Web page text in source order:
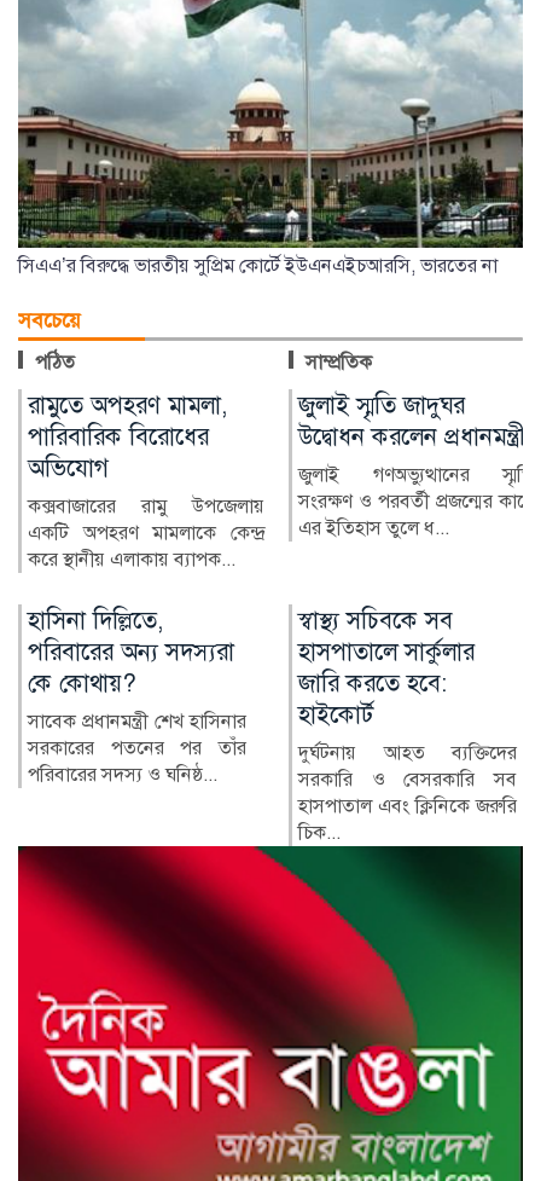
সিএএ’র বিরুদ্ধে ভারতীয় সুপ্রিম কোর্টে ইউএনএইচআরসি, ভারতের না
সবচেয়ে
পঠিত সাম্প্রতিক
জুলাই স্মৃতি জাদুঘর
উদ্বোধন করলেন প্রধানমন্ত্রী
জুলাই গণঅভ্যুত্থানের স্মৃতি
সংরক্ষণ ও পরবর্তী প্রজন্মের কাছে
এর ইতিহাস তুলে ধ...
নিরাপদ অভিবাসনে
প্রতারণার ঝুঁকি কমে: জেলা
প্রশাসক নুরমহল আশরাফী
নিরাপদ, নিয়মিত ও বিধিসম্মত
অভিবাসনের মাধ্যমে বিদেশগামী
স্বাস্থ্য সচিবকে সব
হাসপাতালে সার্কুলার
জারি করতে হবে:
হাইকোর্ট
দুর্ঘটনায় আহত ব্যক্তিদের
সরকারি ও বেসরকারি সব
র‍্যাবের পরিবর্তে নতুন
বাহিনী, কী আছে খসড়া
আইনে?
র‍্যাপিড অ্যাকশন ব্যাটালিয়ন
(র‍্যাব) বিলুপ্ত করে স্পেশাল
রেসপন্স ব্যা...